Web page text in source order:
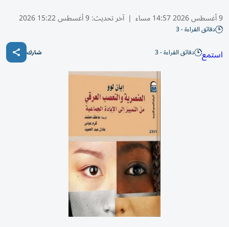
9 أغسطس 2026 14:57 مساء | آخر تحديث:9 أغسطس 15:22 2026
دقائق القراءة - 3
استمع دقائق القراءة - 3 شارك